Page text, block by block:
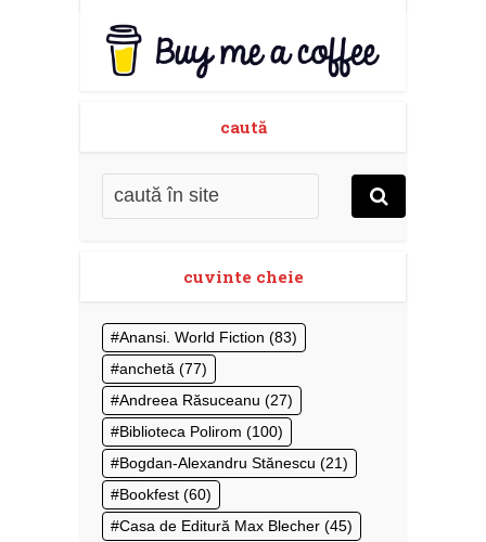
caută
cuvinte cheie
Anansi. World Fiction (83)
anchetă (77)
Andreea Răsuceanu (27)
Biblioteca Polirom (100)
Bogdan-Alexandru Stănescu (21)
Bookfest (60)
Casa de Editură Max Blecher (45)